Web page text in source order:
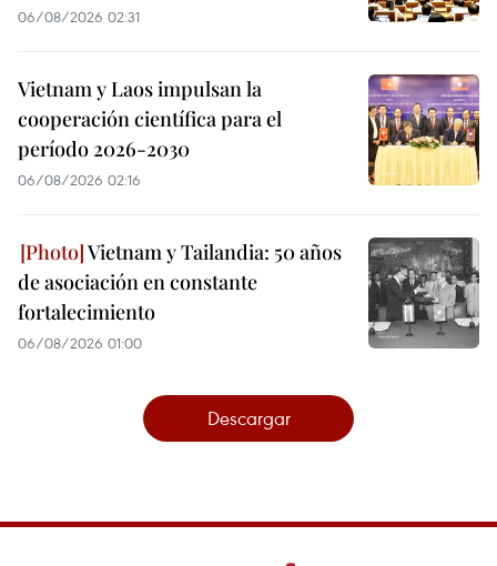
06/08/2026 02:31
Vietnam y Laos impulsan la
cooperación científica para el
período 2026-2030
06/08/2026 02:16
Vietnam y Tailandia: 50 años
de asociación en constante
fortalecimiento
06/08/2026 01:00
Descargar